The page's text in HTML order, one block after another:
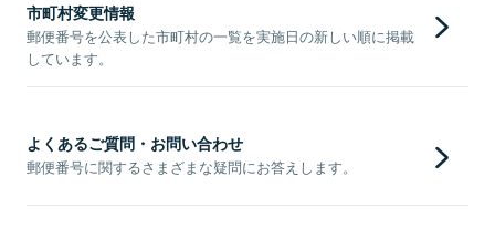
市町村変更情報
郵便番号を公表した市町村の一覧を実施日の新しい順に掲載
しています。
よくあるご質問・お問い合わせ
郵便番号に関するさまざまな疑問にお答えします。